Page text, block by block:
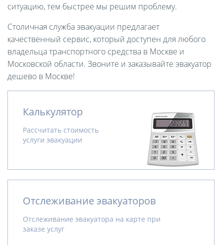
ситуацию, тем быстрее мы решим проблему.
Столичная служба эвакуации предлагает
качественный сервис, который доступен для любого
владельца транспортного средства в Москве и
Московской области. Звоните и заказывайте эвакуатор
дешево в Москве!
Калькулятор
Рассчитать стоимость
услуги эвакуации
Отслеживание эвакуаторов
Отслеживание эвакуатора на карте при
заказе услуг